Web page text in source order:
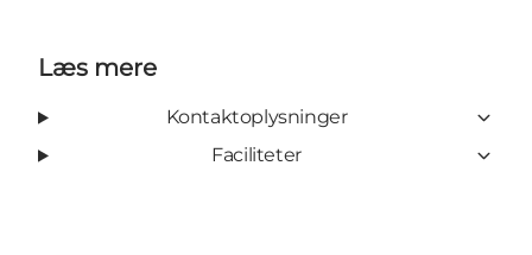
Læs mere
Kontaktoplysninger
Faciliteter